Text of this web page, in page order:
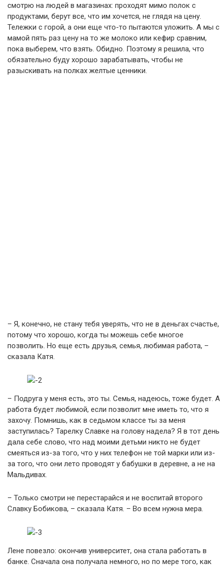
смотрю на людей в магазинах: проходят мимо полок с
продуктами, берут все, что им хочется, не глядя на цену.
Тележки с горой, а они еще что-то пытаются уложить. А мы с
мамой пять раз цену на то же молоко или кефир сравним,
пока выберем, что взять. Обидно. Поэтому я решила, что
обязательно буду хорошо зарабатывать, чтобы не
разыскивать на полках желтые ценники.
– Я, конечно, не стану тебя уверять, что не в деньгах счастье,
потому что хорошо, когда ты можешь себе многое
позволить. Но еще есть друзья, семья, любимая работа, –
сказала Катя.
– Подруга у меня есть, это ты. Семья, надеюсь, тоже будет. А
работа будет любимой, если позволит мне иметь то, что я
захочу. Помнишь, как в седьмом классе ты за меня
заступилась? Тарелку Славке на голову надела? Я в тот день
дала себе слово, что над моими детьми никто не будет
смеяться из-за того, что у них телефон не той марки или из-
за того, что они лето проводят у бабушки в деревне, а не на
Мальдивах.
– Только смотри не перестарайся и не воспитай второго
Славку Бобикова, – сказала Катя. – Во всем нужна мера.
Лене повезло: окончив университет, она стала работать в
банке. Сначала она получала немного, но по мере того, как